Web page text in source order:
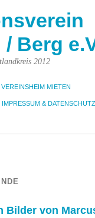
MIETEN
IMPRESSUM & DATENSCHUTZ
Berg
2012
Bilder von